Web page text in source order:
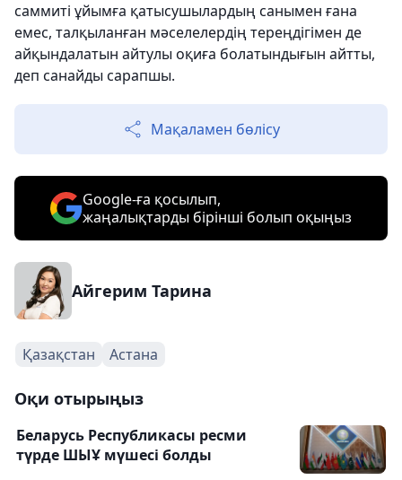
саммиті ұйымға қатысушылардың санымен ғана
емес, талқыланған мәселелердің тереңдігімен де
айқындалатын айтулы оқиға болатындығын айтты,
деп санайды сарапшы.
Мақаламен бөлісу
Google-ға қосылып,
жаңалықтарды бірінші болып оқыңыз
Айгерим Тарина
Қазақстан Астана
Оқи отырыңыз
Беларусь Республикасы ресми
түрде ШЫҰ мүшесі болды